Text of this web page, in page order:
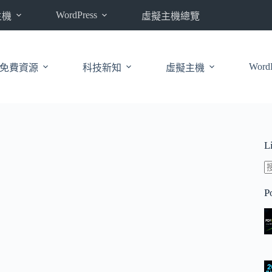
WordPress 虛擬主機總覽
免費資源 科技新知 虛擬主機